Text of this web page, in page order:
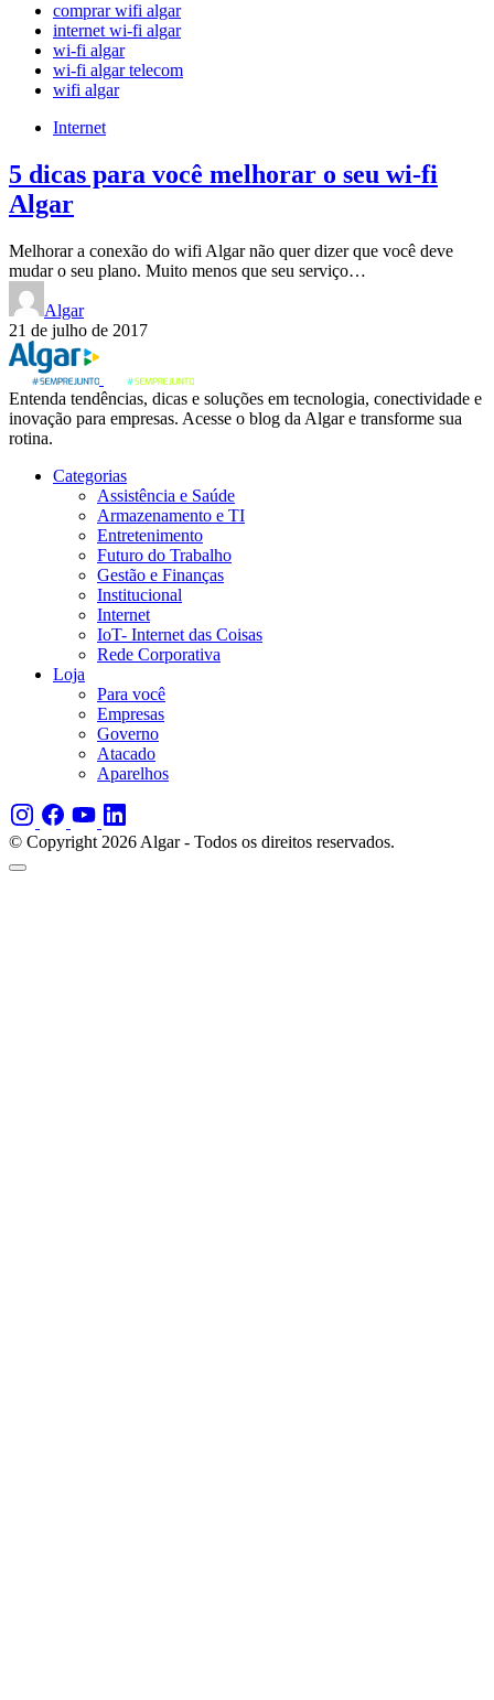
comprar wifi algar
internet wi-fi algar
wi-fi algar
wi-fi algar telecom
wifi algar
Internet
5 dicas para você melhorar o seu wi-fi
Algar
Melhorar a conexão do wifi Algar não quer dizer que você deve
mudar o seu plano. Muito menos que seu serviço…
Algar
21 de julho de 2017
Entenda tendências, dicas e soluções em tecnologia, conectividade e
inovação para empresas. Acesse o blog da Algar e transforme sua
rotina.
Categorias
Assistência e Saúde
Armazenamento e TI
Entretenimento
Futuro do Trabalho
Gestão e Finanças
Institucional
Internet
IoT- Internet das Coisas
Rede Corporativa
Loja
Para você
Empresas
Governo
Atacado
Aparelhos
© Copyright 2026 Algar - Todos os direitos reservados.